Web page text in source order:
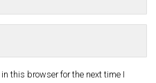
this browser for the next time I